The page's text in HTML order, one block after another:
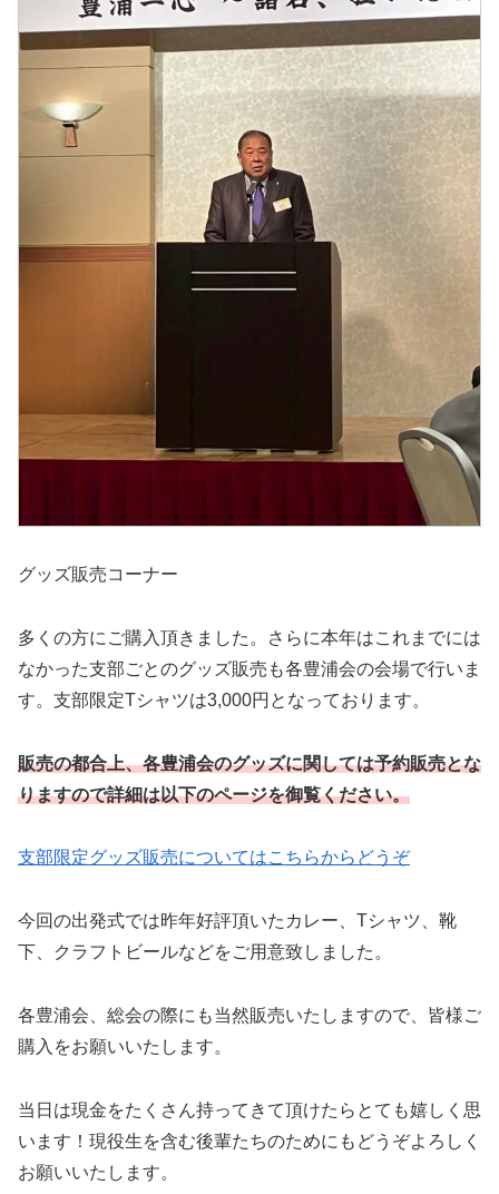
グッズ販売コーナー
多くの方にご購入頂きました。さらに本年はこれまでには
なかった支部ごとのグッズ販売も各豊浦会の会場で行いま
す。支部限定Tシャツは3,000円となっております。
販売の都合上、各豊浦会のグッズに関しては予約販売とな
りますので詳細は以下のページを御覧ください。
支部限定グッズ販売についてはこちらからどうぞ
今回の出発式では昨年好評頂いたカレー、Tシャツ、靴
下、クラフトビールなどをご用意致しました。
各豊浦会、総会の際にも当然販売いたしますので、皆様ご
購入をお願いいたします。
当日は現金をたくさん持ってきて頂けたらとても嬉しく思
います！現役生を含む後輩たちのためにもどうぞよろしく
お願いいたします。